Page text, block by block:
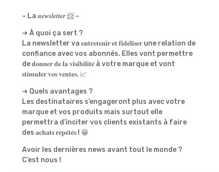
~ La 𝒏𝒆𝒘𝒔𝒍𝒆𝒕𝒕𝒆𝒓 📨 ~
➔ À quoi ça sert ?
La newsletter va 𝐞𝐧𝐭𝐫𝐞𝐭𝐞𝐧𝐢𝐫 𝐞𝐭 𝐟𝐢𝐝𝐞́𝐥𝐢𝐬𝐞𝐫 une relation de
confiance avec vos abonnés. Elles vont permettre
de 𝐝𝐨𝐧𝐧𝐞𝐫 𝐝𝐞 𝐥𝐚 𝐯𝐢𝐬𝐢𝐛𝐢𝐥𝐢𝐭𝐞́ à votre marque et vont
𝐬𝐭𝐢𝐦𝐮𝐥𝐞𝐫 𝐯𝐨𝐬 𝐯𝐞𝐧𝐭𝐞𝐬. 📈
➔ Quels avantages ?
Les destinataires s’engageront plus avec votre
marque et vos produits mais surtout elle
permettra d’inciter vos clients existants à faire
des 𝐚𝐜𝐡𝐚𝐭𝐬 𝐫𝐞́𝐩𝐞́𝐭𝐞́𝐬 ! 😁
Avoir les dernières news avant tout le monde ?
C’est nous !